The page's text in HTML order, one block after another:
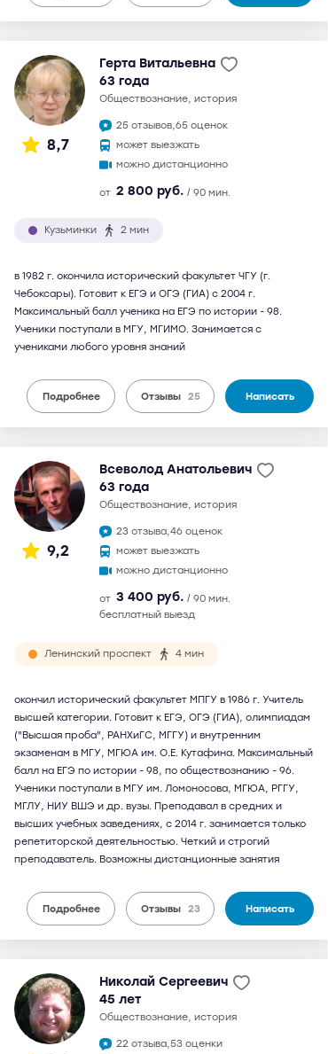
8,7
Герта Витальевна
63 года
обществознание, история
25 отзывов,65 оценок
может выезжать
можно дистанционно
от 2 800 руб. / 90 мин.
Кузьминки 2 мин
в 1982 г. окончила исторический факультет ЧГУ (г.
Чебоксары). Готовит к ЕГЭ и ОГЭ (ГИА) с 2004 г.
Максимальный балл ученика на ЕГЭ по истории - 98.
Ученики поступали в МГУ, МГИМО. Занимается с
учениками любого уровня знаний
Подробнее Отзывы 25 Написать
9,2
Всеволод Анатольевич
63 года
обществознание, история
23 отзыва,46 оценок
может выезжать
можно дистанционно
от 3 400 руб. / 90 мин.
бесплатный выезд
Ленинский проспект 4 мин
окончил исторический факультет МПГУ в 1986 г. Учитель
высшей категории. Готовит к ЕГЭ, ОГЭ (ГИА), олимпиадам
("Высшая проба", РАНХиГС, МГГУ) и внутренним
экзаменам в МГУ, МГЮА им. О.Е. Кутафина. Максимальный
балл на ЕГЭ по истории - 98, по обществознанию - 96.
Ученики поступали в МГУ им. Ломоносова, МГЮА, РГГУ,
МГЛУ, НИУ ВШЭ и др. вузы. Преподавал в средних и
высших учебных заведениях, с 2014 г. занимается только
репетиторской деятельностью. Четкий и строгий
преподаватель. Возможны дистанционные занятия
Подробнее Отзывы 23 Написать
Николай Сергеевич
45 лет
обществознание, история
22 отзыва,53 оценки